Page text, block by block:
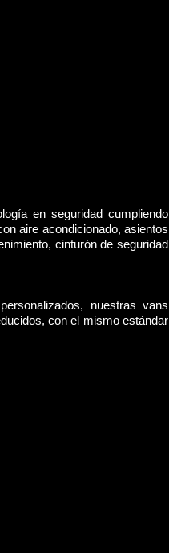
en seguridad cumpliendo
aire acondicionado, asientos
cinturón de seguridad
nuestras vans
con el mismo estándar